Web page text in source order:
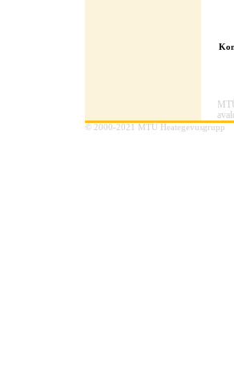
© 2000-2021 MTÜ Heategevusgrupp